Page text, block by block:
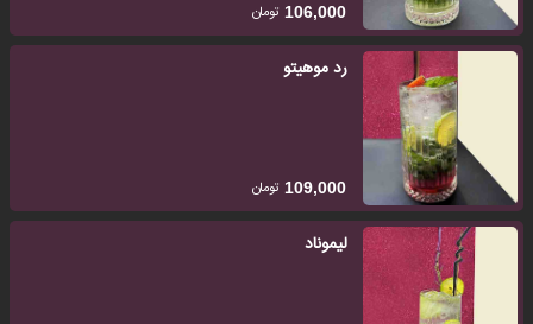
106,000 تومان
رد موهیتو
109,000 تومان
لیموناد